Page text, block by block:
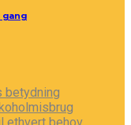
gang
betydning